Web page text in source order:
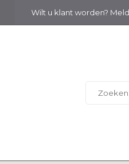
Wilt u klant worden?